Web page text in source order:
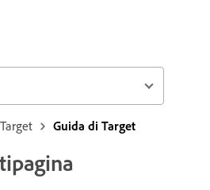
Target Guida di Target